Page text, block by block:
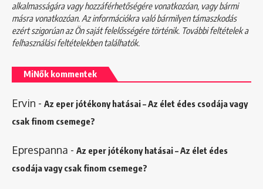
alkalmasságára vagy hozzáférhetőségére vonatkozóan, vagy bármi
másra vonatkozóan. Az információkra való bármilyen támaszkodás
ezért szigorúan az Ön saját felelősségére történik. További feltételek a
felhasználási feltételekbentalálhatók.
MiNők kommentek
Ervin - Az eper jótékony hatásai – Az élet édes csodája vagy
csak finom csemege?
Eprespanna - Az eper jótékony hatásai – Az élet édes
csodája vagy csak finom csemege?